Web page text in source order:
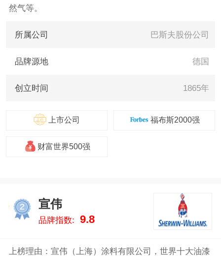
然气等。
所属公司 巴斯夫股份公司
品牌源地 德国
创立时间 1865年
上市公司 福布斯2000强
财富世界500强
宣伟
品牌指数: 9.8
上榜理由：宣伟（上海）涂料有限公司，世界十大油漆